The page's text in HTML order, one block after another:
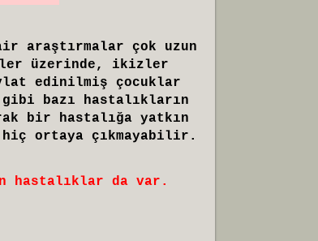
araştırmalar çok uzun
üzerinde, ikizler
edinilmiş çocuklar
bazı hastalıkların
bir hastalığa yatkın
hiç ortaya çıkmayabilir.
hastalıklar da var.